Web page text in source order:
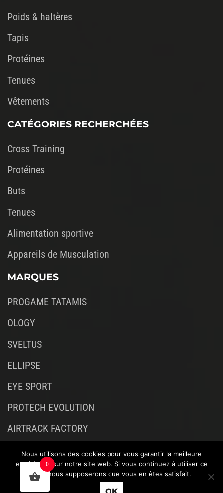
Poids & haltères
Tapis
Protéines
Tenues
Vêtements
CATÉGORIES RECHERCHÉES
Cross Training
Protéines
Buts
Tenues
Alimentation sportive
Appareils de Musculation
MARQUES
PROGAME TATAMIS
OLOGY
SVELTUS
ELLIPSE
EYE SPORT
PROTECH EVOLUTION
AIRTRACK FACTORY
0
Nous utilisons des cookies pour vous garantir la meilleure
expérience sur notre site web. Si vous continuez à utiliser ce
site, nous supposerons que vous en êtes satisfait.